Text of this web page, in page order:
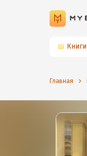
📖 Книги
Главная